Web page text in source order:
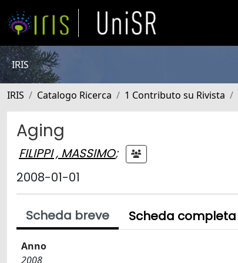
IRIS
IRIS Catalogo Ricerca 1 Contributo su Rivista
Aging
FILIPPI , MASSIMO;
2008-01-01
Scheda breve Scheda completa
Anno
2008